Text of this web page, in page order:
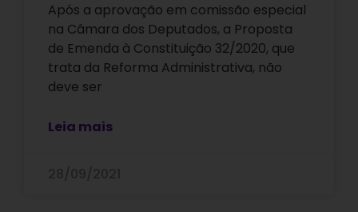
Após a aprovação em comissão especial
na Câmara dos Deputados, a Proposta
de Emenda à Constituição 32/2020, que
trata da Reforma Administrativa, não
deve ser
Leia mais